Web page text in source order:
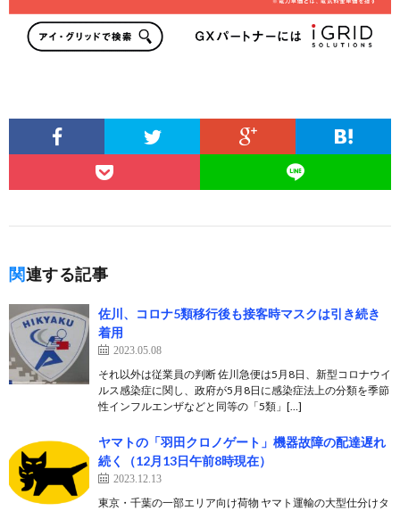
関連する記事
佐川、コロナ5類移行後も接客時マスクは引き続き
着用
2023.05.08
それ以外は従業員の判断 佐川急便は5月8日、新型コロナウイ
ルス感染症に関し、政府が5月8日に感染症法上の分類を季節
性インフルエンザなどと同等の「5類」[…]
ヤマトの「羽田クロノゲート」機器故障の配達遅れ
続く（12月13日午前8時現在）
2023.12.13
東京・千葉の一部エリア向け荷物 ヤマト運輸の大型仕分けタ